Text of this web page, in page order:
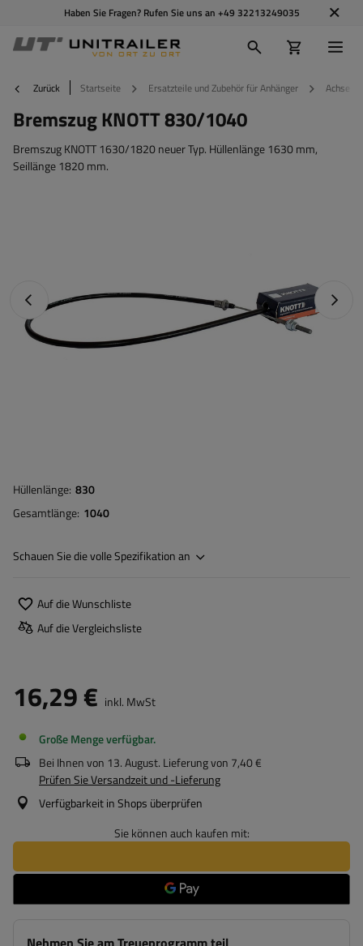
Haben Sie Fragen? Rufen Sie uns an +49 32213249035
Zurück Startseite Ersatzteile und Zubehör für Anhänger Achsen
Bremszug KNOTT 830/1040
Bremszug KNOTT 1630/1820 neuer Typ. Hüllenlänge 1630 mm,
Seillänge 1820 mm.
Vorheriges Foto
Hüllenlänge 830
Gesamtlänge 1040
Schauen Sie die volle Spezifikation an
Auf die Wunschliste
Auf die Vergleichsliste
16,29 € inkl. MwSt
Große Menge verfügbar
Bei Ihnen von 13. August. Lieferung von 7,40 €
Prüfen Sie Versandzeit und -Lieferung
Verfügbarkeit in Shops überprüfen
Sie können auch kaufen mit: